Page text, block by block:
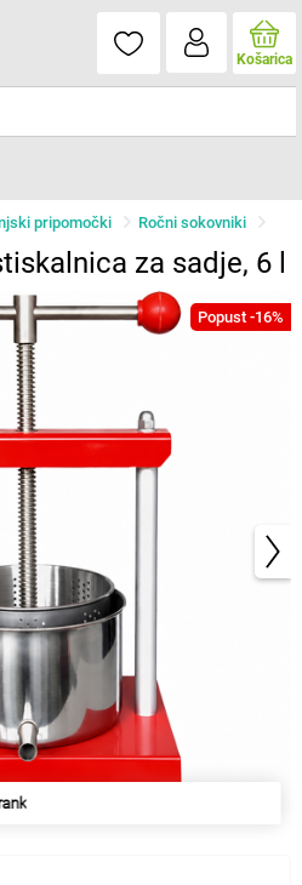
Košarica
pripomočki Ročni sokovniki
za sadje, 6 l
Popust -16%
1/2